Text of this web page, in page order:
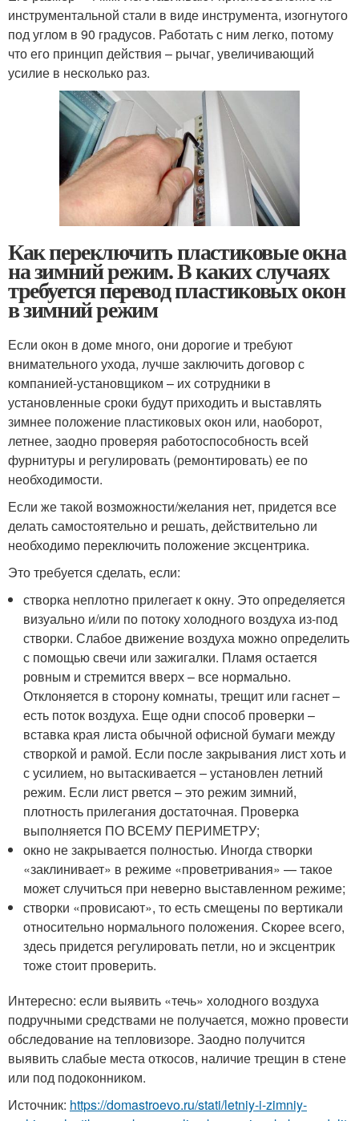
инструментальной стали в виде инструмента, изогнутого
под углом в 90 градусов. Работать с ним легко, потому
что его принцип действия – рычаг, увеличивающий
усилие в несколько раз.
Как переключить пластиковые окна
на зимний режим. В каких случаях
требуется перевод пластиковых окон
в зимний режим
Если окон в доме много, они дорогие и требуют
внимательного ухода, лучше заключить договор с
компанией-установщиком – их сотрудники в
установленные сроки будут приходить и выставлять
зимнее положение пластиковых окон или, наоборот,
летнее, заодно проверяя работоспособность всей
фурнитуры и регулировать (ремонтировать) ее по
необходимости.
Если же такой возможности/желания нет, придется все
делать самостоятельно и решать, действительно ли
необходимо переключить положение эксцентрика.
Это требуется сделать, если:
створка неплотно прилегает к окну. Это определяется
визуально и/или по потоку холодного воздуха из-под
створки. Слабое движение воздуха можно определить
с помощью свечи или зажигалки. Пламя остается
ровным и стремится вверх – все нормально.
Отклоняется в сторону комнаты, трещит или гаснет –
есть поток воздуха. Еще одни способ проверки –
вставка края листа обычной офисной бумаги между
створкой и рамой. Если после закрывания лист хоть и
с усилием, но вытаскивается – установлен летний
режим. Если лист рвется – это режим зимний,
плотность прилегания достаточная. Проверка
выполняется ПО ВСЕМУ ПЕРИМЕТРУ;
окно не закрывается полностью. Иногда створки
«заклинивает» в режиме «проветривания» — такое
может случиться при неверно выставленном режиме;
створки «провисают», то есть смещены по вертикали
относительно нормального положения. Скорее всего,
здесь придется регулировать петли, но и эксцентрик
тоже стоит проверить.
Интересно: если выявить «течь» холодного воздуха
подручными средствами не получается, можно провести
обследование на тепловизоре. Заодно получится
выявить слабые места откосов, наличие трещин в стене
или под подоконником.
Источник: https://domastroevo.ru/stati/letniy-i-zimniy-